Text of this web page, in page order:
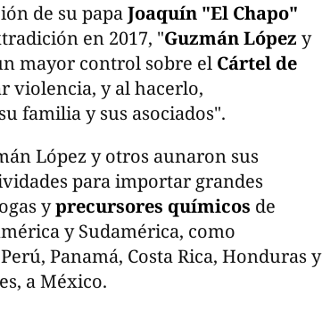
de su papaJoaquín "El Chapo"
en 2017, "Guzmán López y
mayor control sobre el Cártel de
violencia, y al hacerlo,
familia y sus asociados".
López y otros aunaron sus
para importar grandes
yprecursores químicos de
y Sudamérica, como
Panamá, Costa Rica, Honduras y
a México.